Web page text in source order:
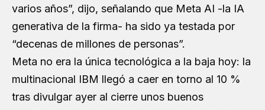
varios años”, dijo, señalando que Meta AI -la IA
generativa de la firma- ha sido ya testada por
“decenas de millones de personas”.
Meta no era la única tecnológica a la baja hoy: la
multinacional IBM llegó a caer en torno al 10 %
tras divulgar ayer al cierre unos buenos